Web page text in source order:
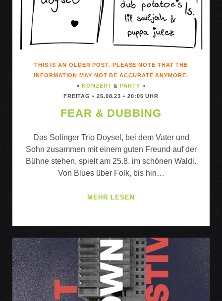
BRIDGES
(DE)
THIS IS AN OLDER POST. PLEASE NOTE THAT THE
INFORMATION MAY NOT BE ACCURATE ANYMORE.
»KONZERT &PARTY «
FREITAG • 25.08.23 • 20:05 UHR
FEAR & DUBBING
Das Solinger Trio Doysel, bei dem Vater und
Sohn zusammen mit einem guten Freund auf der
Bühne stehen, spielt am 25.8. im schönen Waldi.
Von Blues über Folk, bis hin…
MEHR LESEN